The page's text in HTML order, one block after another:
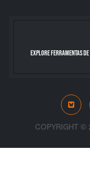
EXPLORE FERRAMENTAS
COPYRIGHT ©